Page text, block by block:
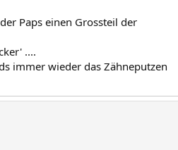
Paps einen Grossteil der
....
immer wieder das Zähneputzen